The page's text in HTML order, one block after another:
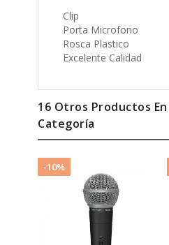
Porta Microfono
Rosca Plastico
Excelente Calidad
16 Otros Productos En
Categoría